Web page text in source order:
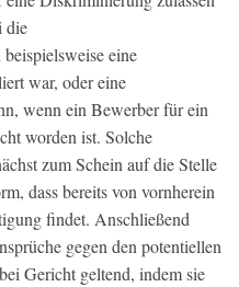
die
eine
war, oder eine
wenn ein Bewerber für ein
worden ist. Solche
zum Schein auf die Stelle
dass bereits von vornherein
findet. Anschließend
gegen den potentiellen
Gericht geltend, indem sie